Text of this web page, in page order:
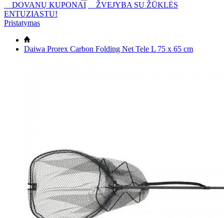
DOVANŲ KUPONAI
ŽVEJYBA SU ŽŪKLĖS
ENTUZIASTU!
Pristatymas
Daiwa Prorex Carbon Folding Net Tele L 75 x 65 cm